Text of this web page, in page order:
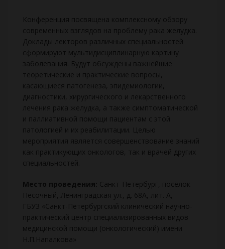
Конференция посвящена комплексному обзору
современных взглядов на проблему рака желудка.
Доклады лекторов различных специальностей
сформируют мультидисциплинарную картину
заболевания. Будут обсуждены важнейшие
теоретические и практические вопросы,
касающиеся патогенеза, эпидемиологии,
диагностики, хирургического и лекарственного
лечения рака желудка, а также симптоматической
и паллиативной помощи пациентам с этой
патологией и их реабилитации. Целью
мероприятия является совершенствование знаний
как практикующих онкологов, так и врачей других
специальностей.
Место проведения: Санкт-Петербург, посёлок
Песочный, Ленинградская ул., д. 68А, лит. А,
ГБУЗ «Санкт-Петербургский клинический научно-
практический центр специализированных видов
медицинской помощи (онкологический) имени
Н.П.Напалкова»